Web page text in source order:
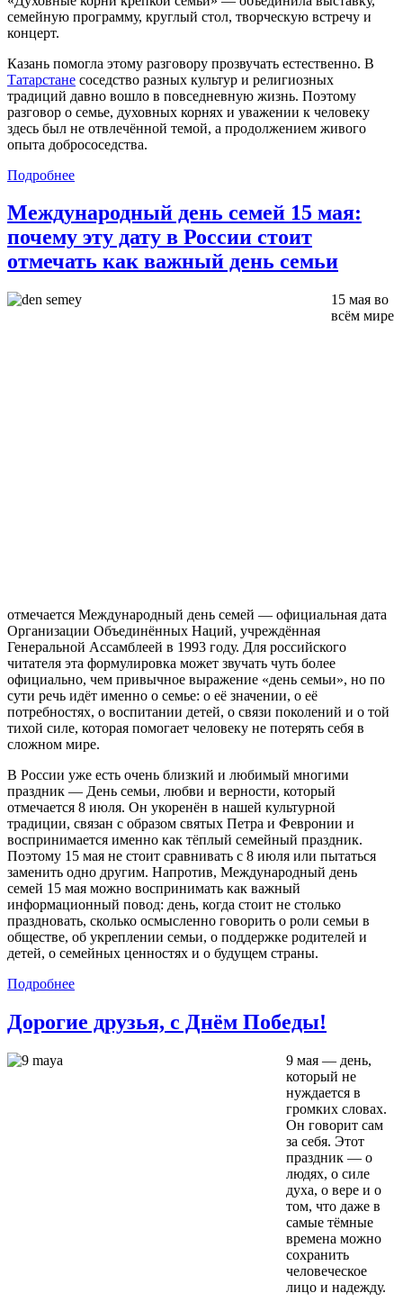
семейную программу, круглый стол, творческую встречу и
концерт.
Казань помогла этому разговору прозвучать естественно. В
Татарстане соседство разных культур и религиозных
традиций давно вошло в повседневную жизнь. Поэтому
разговор о семье, духовных корнях и уважении к человеку
здесь был не отвлечённой темой, а продолжением живого
опыта добрососедства.
Подробнее
Международный день семей 15 мая:
почему эту дату в России стоит
отмечать как важный день семьи
15 мая во
всём мире
отмечается Международный день семей — официальная дата
Организации Объединённых Наций, учреждённая
Генеральной Ассамблеей в 1993 году. Для российского
читателя эта формулировка может звучать чуть более
официально, чем привычное выражение «день семьи», но по
сути речь идёт именно о семье: о её значении, о её
потребностях, о воспитании детей, о связи поколений и о той
тихой силе, которая помогает человеку не потерять себя в
сложном мире.
В России уже есть очень близкий и любимый многими
праздник — День семьи, любви и верности, который
отмечается 8 июля. Он укоренён в нашей культурной
традиции, связан с образом святых Петра и Февронии и
воспринимается именно как тёплый семейный праздник.
Поэтому 15 мая не стоит сравнивать с 8 июля или пытаться
заменить одно другим. Напротив, Международный день
семей 15 мая можно воспринимать как важный
информационный повод: день, когда стоит не столько
праздновать, сколько осмысленно говорить о роли семьи в
обществе, об укреплении семьи, о поддержке родителей и
детей, о семейных ценностях и о будущем страны.
Подробнее
Дорогие друзья, с Днём Победы!
9 мая — день,
который не
нуждается в
громких словах.
Он говорит сам
за себя. Этот
праздник — о
людях, о силе
духа, о вере и о
том, что даже в
самые тёмные
времена можно
сохранить
человеческое
лицо и надежду.